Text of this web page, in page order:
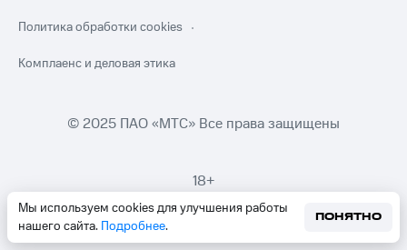
Мы используем cookies для улучшения работы
нашего сайта. Подробнее.
ПОНЯТНО
Политика обработки cookies
Комплаенс и деловая этика
© 2025 ПАО «МТС» Все права защищены
18+